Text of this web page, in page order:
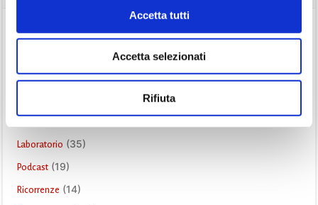
Accetta tutti
Accetta selezionati
Rifiuta
Avvisi(84)
Eventi(175)
Laboratorio (35)
Podcast (19)
Ricorrenze (14)